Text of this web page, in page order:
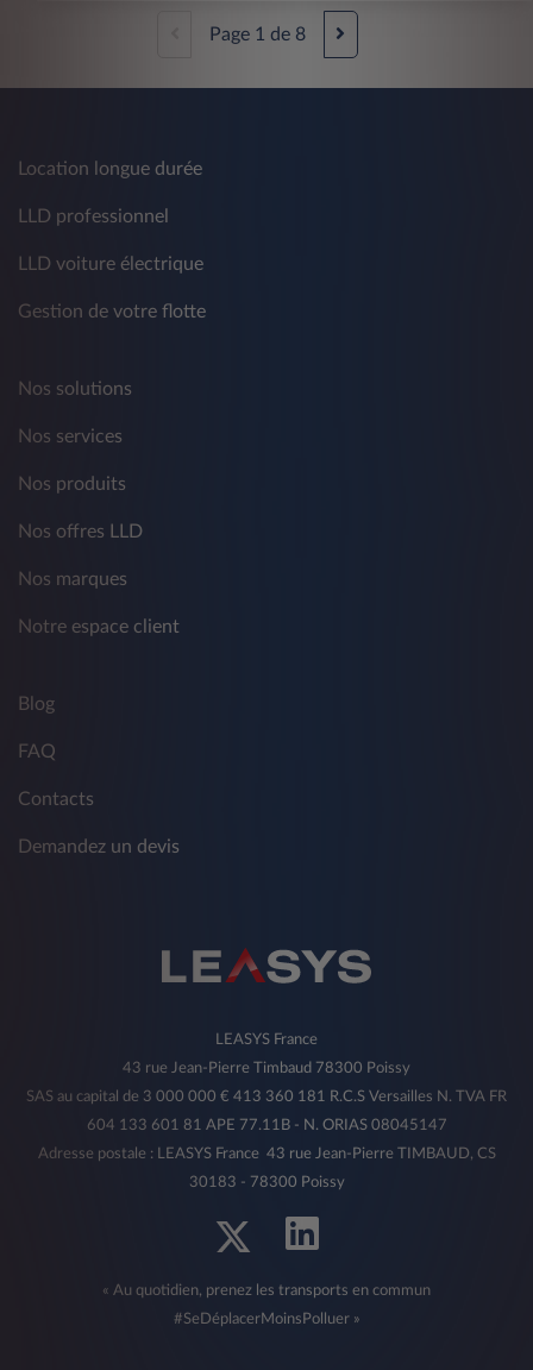
Page 1 de 8
Location longue durée
LLD professionnel
LLD voiture électrique
Gestion de votre flotte
Nos solutions
Nos services
Nos produits
Nos offres LLD
Nos marques
Notre espace client
Blog
FAQ
Contacts
Demandez un devis
LEASYS France
43 rue Jean-Pierre Timbaud 78300 Poissy
SAS au capital de 3 000 000 € 413 360 181 R.C.S Versailles N. TVA FR
604 133 601 81 APE 77.11B - N. ORIAS 08045147
Adresse postale : LEASYS France 43 rue Jean-Pierre TIMBAUD, CS
30183 - 78300 Poissy
« Au quotidien, prenez les transports en commun
#SeDéplacerMoinsPolluer »